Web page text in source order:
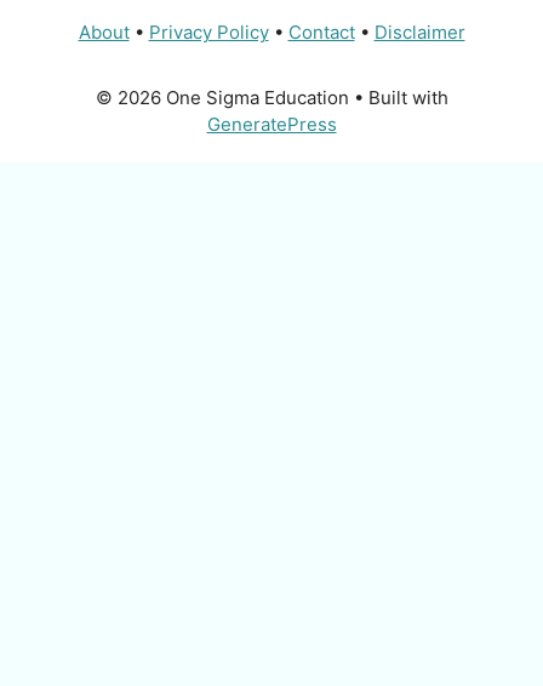
About• Privacy Policy• Contact• Disclaimer
© 2026 One Sigma Education • Built with
GeneratePress